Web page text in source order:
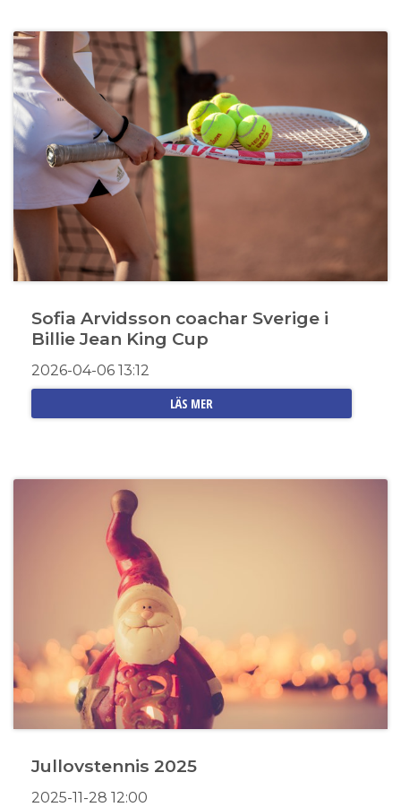
Sofia Arvidsson coachar Sverige i
Billie Jean King Cup
2026-04-06 13:12
LÄS MER
Jullovstennis 2025
2025-11-28 12:00